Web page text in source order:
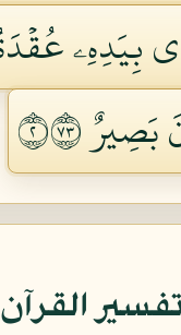
بِيَدِهِۦ
٢٣٧
القرآن